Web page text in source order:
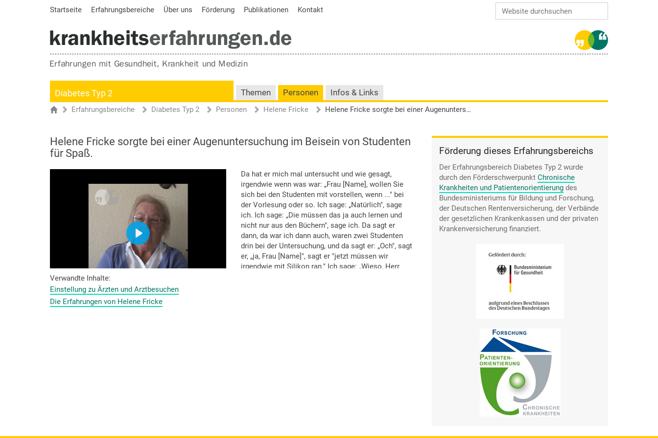
Erweiterte Suche…
Startseite Erfahrungsbereiche Über uns Förderung Publikationen Kontakt
Diabetes Typ 2 Themen Personen Infos & Links
Sie sind hier
StartseiteErfahrungsbereiche Diabetes Typ 2 Personen Helene Fricke Helene Fricke sorgte bei einer Augenuntersuchung im Beisein von Studenten für Spaß.
Helene Fricke sorgte bei einer Augenuntersuchung im Beisein von Studenten
für Spaß.
Da hat er mich mal untersucht und wie gesagt,
irgendwie wenn was war: „Frau [Name], wollen Sie
sich bei den Studenten mit vorstellen, wenn ..." bei
der Vorlesung oder so. Ich sage: „Natürlich", sage
ich. Ich sage: „Die müssen das ja auch lernen und
nicht nur aus den Büchern", sage ich. Da sagt er
dann, da war ich dann auch, waren zwei Studenten
drin bei der Untersuchung, und da sagt er: „Och", sagt
er, „ja, Frau [Name]", sagt er "jetzt müssen wir
irgendwie mit Silikon ran." Ich sage: „Wieso, Herr
Verwandte Inhalte
Einstellung zu Ärzten und Arztbesuchen
Die Erfahrungen von Helene Fricke
Förderung dieses Erfahrungsbereichs
Der Erfahrungsbereich Diabetes Typ 2 wurde
durch den Förderschwerpunkt Chronische
Krankheiten und Patientenorientierung des
Bundesministeriums für Bildung und Forschung,
der Deutschen Rentenversicherung, der Verbände
der gesetzlichen Krankenkassen und der privaten
Krankenversicherung finanziert.